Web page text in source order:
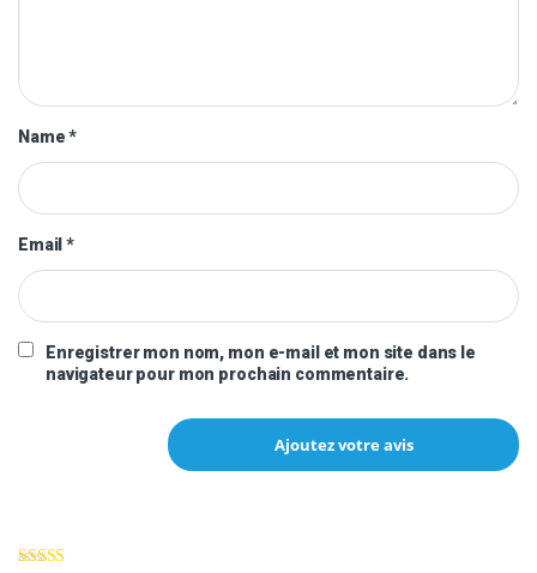
Name*
Email*
Enregistrer mon nom, mon e-mail et mon site dans le
navigateur pour mon prochain commentaire.